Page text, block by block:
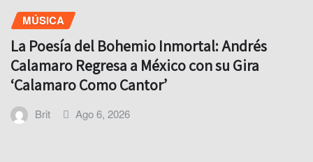
MÚSICA
La Poesía del Bohemio Inmortal: Andrés
Calamaro Regresa a México con su Gira
‘Calamaro Como Cantor’
Brit Ago 6, 2026